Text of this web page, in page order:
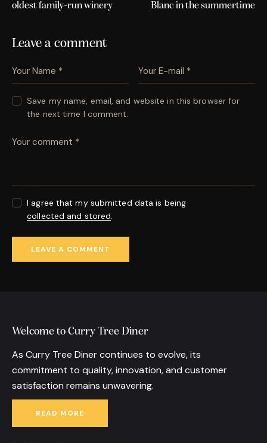
oldest family-run winery
Blanc in the summertime
Leave a comment
Save my name, email, and website in this browser for
the next time I comment.
I agree that my submitted data is being
collected and stored
Welcome to Curry Tree Diner
As Curry Tree Diner continues to evolve, its
commitment to quality, innovation, and customer
satisfaction remains unwavering.
READ MORE